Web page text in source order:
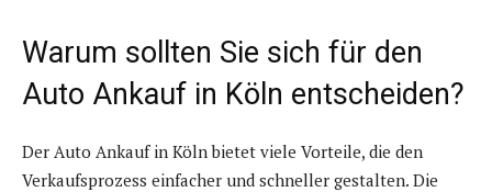
Warum sollten Sie sich für den
Auto Ankauf in Köln entscheiden?
Der Auto Ankauf in Köln bietet viele Vorteile, die den
Verkaufsprozess einfacher und schneller gestalten. Die